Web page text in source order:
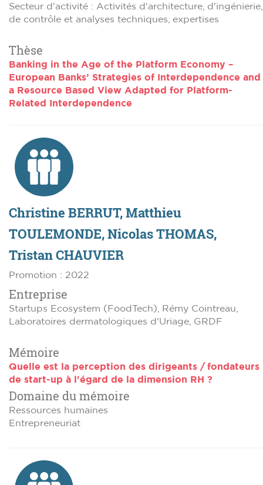
Secteur d'activité : Activités d'architecture, d'ingénierie,
de contrôle et analyses techniques, expertises
Thèse
Banking in the Age of the Platform Economy –
European Banks’ Strategies of Interdependence and
a Resource Based View Adapted for Platform-
Related Interdependence
Christine BERRUT, Matthieu
TOULEMONDE, Nicolas THOMAS,
Tristan CHAUVIER
Promotion : 2022
Entreprise
Startups Ecosystem (FoodTech), Rémy Cointreau,
Laboratoires dermatologiques d'Uriage, GRDF
Mémoire
Quelle est la perception des dirigeants / fondateurs
de start-up à l'égard de la dimension RH ?
Domaine du mémoire
Ressources humaines
Entrepreneuriat